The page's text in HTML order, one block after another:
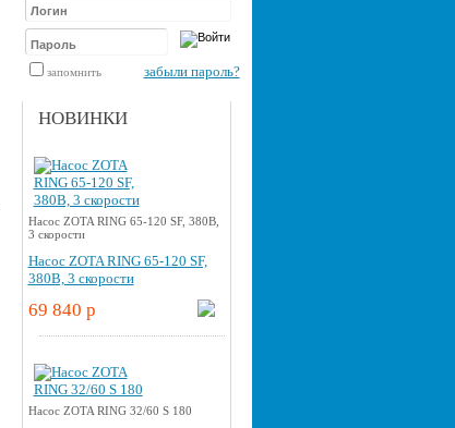
запомнить забыли пароль?
НОВИНКИ
Насос ZOTA RING 65-120 SF, 380В,
3 скорости
Насос ZOTA RING 65-120 SF,
380В, 3 скорости
69 840 p
Насос ZOTA RING 32/60 S 180